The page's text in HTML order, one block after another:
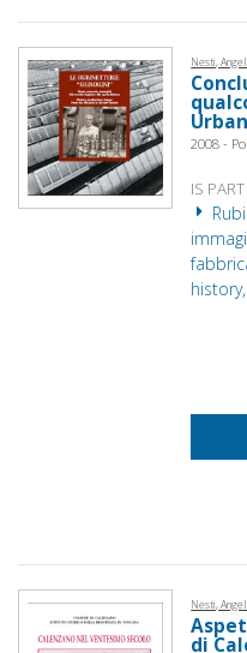
Nesti,
2008 -
IS
Nesti,
di